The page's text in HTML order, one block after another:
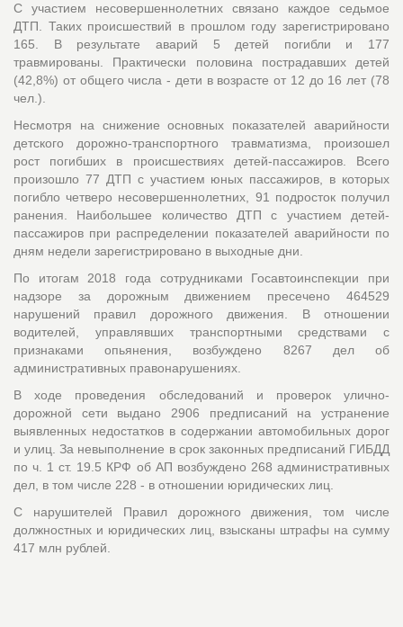
С участием несовершеннолетних связано каждое седьмое
ДТП. Таких происшествий в прошлом году зарегистрировано
165. В результате аварий 5 детей погибли и 177
травмированы. Практически половина пострадавших детей
(42,8%) от общего числа - дети в возрасте от 12 до 16 лет (78
чел.).
Несмотря на снижение основных показателей аварийности
детского дорожно-транспортного травматизма, произошел
рост погибших в происшествиях детей-пассажиров. Всего
произошло 77 ДТП с участием юных пассажиров, в которых
погибло четверо несовершеннолетних, 91 подросток получил
ранения. Наибольшее количество ДТП с участием детей-
пассажиров при распределении показателей аварийности по
дням недели зарегистрировано в выходные дни.
По итогам 2018 года сотрудниками Госавтоинспекции при
надзоре за дорожным движением пресечено 464529
нарушений правил дорожного движения. В отношении
водителей, управлявших транспортными средствами с
признаками опьянения, возбуждено 8267 дел об
административных правонарушениях.
В ходе проведения обследований и проверок улично-
дорожной сети выдано 2906 предписаний на устранение
выявленных недостатков в содержании автомобильных дорог
и улиц. За невыполнение в срок законных предписаний ГИБДД
по ч. 1 ст. 19.5 КРФ об АП возбуждено 268 административных
дел, в том числе 228 - в отношении юридических лиц.
С нарушителей Правил дорожного движения, том числе
должностных и юридических лиц, взысканы штрафы на сумму
417 млн рублей.